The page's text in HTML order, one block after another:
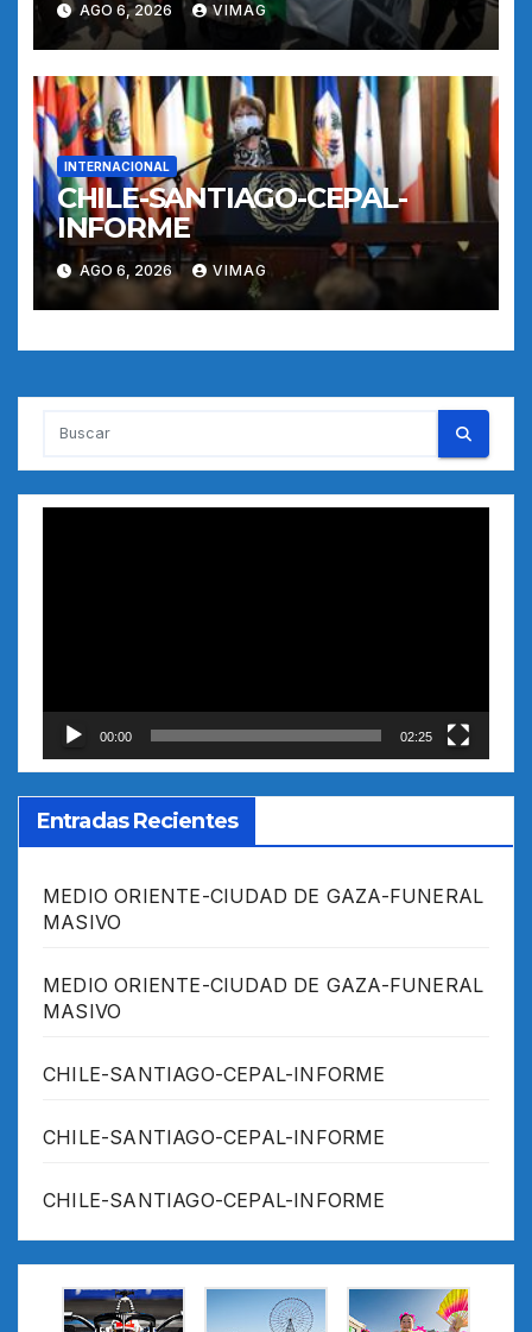
AGO 6, 2026 VIMAG
INTERNACIONAL
CHILE-SANTIAGO-CEPAL-
INFORME
AGO 6, 2026 VIMAG
00:00 02:25
Entradas Recientes
MEDIO ORIENTE-CIUDAD DE GAZA-FUNERAL
MASIVO
MEDIO ORIENTE-CIUDAD DE GAZA-FUNERAL
MASIVO
CHILE-SANTIAGO-CEPAL-INFORME
CHILE-SANTIAGO-CEPAL-INFORME
CHILE-SANTIAGO-CEPAL-INFORME